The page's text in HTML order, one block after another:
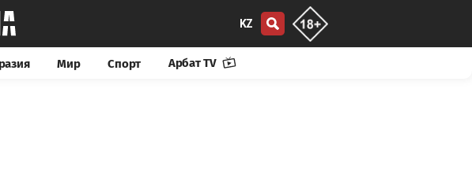
KZ
Мир Спорт Арбат TV